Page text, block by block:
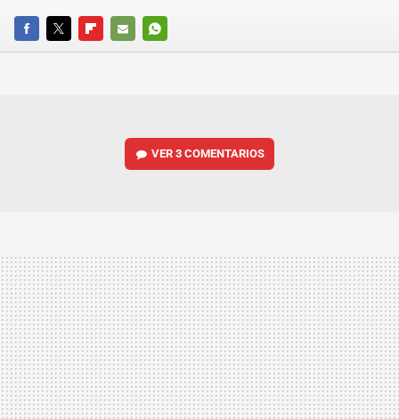
FACEBOOKTWITTERFLIPBOARD
E-
WHATSAPP
VER3 COMENTARIOS